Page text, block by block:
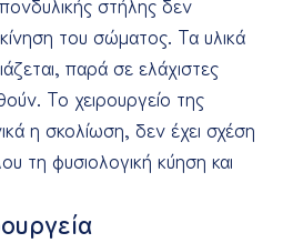
κίνηση του σώματος. Τα υλικά
παρά σε ελάχιστες
Το χειρουργείο της
η σκολίωση, δεν έχει σχέση
τη φυσιολογική κύηση και